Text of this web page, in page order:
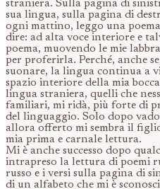
straniera. Sulla pagina di
sua lingua, sulla pagina di
ogni mattino, leggo una
dire: ad alta voce interiore e
poema, muovendo le mie
per proferirla. Perché, anche
suonare, la lingua continua a
spazio interiore della mia
lingua straniera, quelli che
familiari, mi ridà, più forte di
del linguaggio. Solo dopo
allora offerto mi sembra il
mia prima e carnale lettura.
Mi è anche successo dopo
intrapreso la lettura di poemi
russo e i versi sulla pagina di
di un alfabeto che mi è